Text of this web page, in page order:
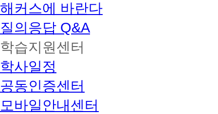
해커스에 바란다
질의응답 Q&A
학습지원센터
학사일정
공동인증센터
모바일안내센터